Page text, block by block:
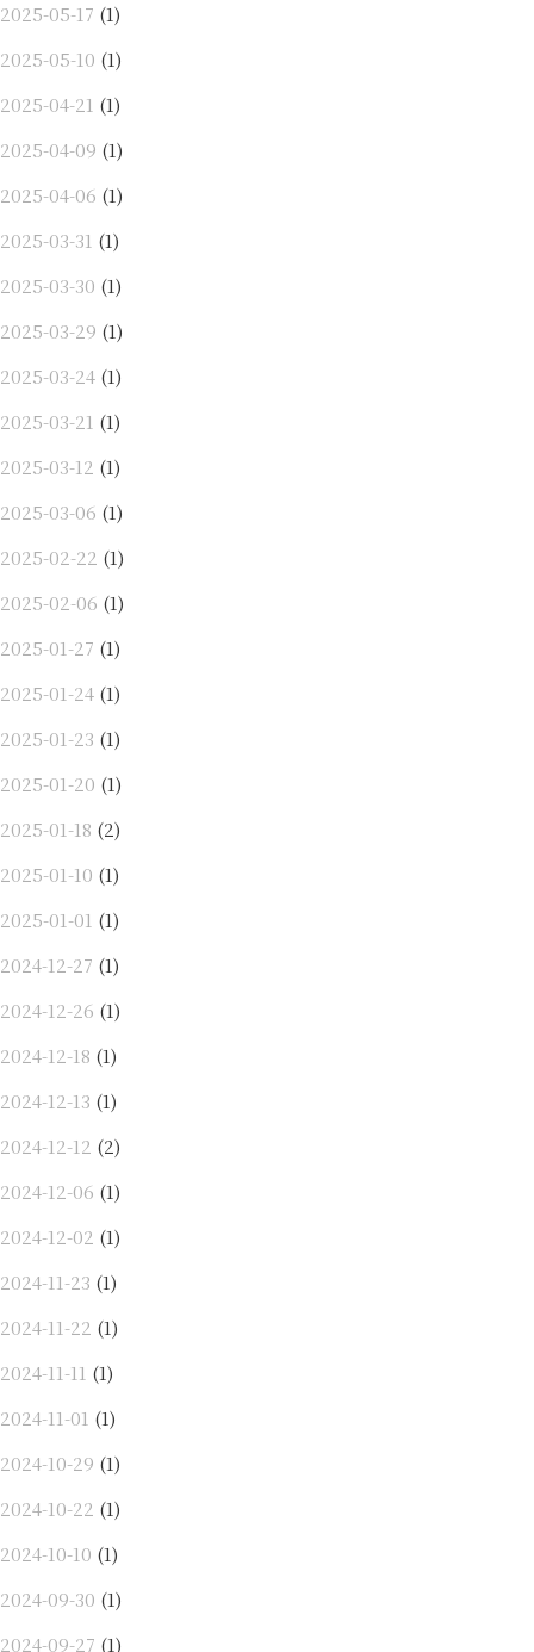
2025-05-17 (1)
2025-05-10 (1)
2025-04-21 (1)
2025-04-09 (1)
2025-04-06 (1)
2025-03-31 (1)
2025-03-30 (1)
2025-03-29 (1)
2025-03-24 (1)
2025-03-21 (1)
2025-03-12 (1)
2025-03-06 (1)
2025-02-22 (1)
2025-02-06 (1)
2025-01-27 (1)
2025-01-24 (1)
2025-01-23 (1)
2025-01-20 (1)
2025-01-18 (2)
2025-01-10 (1)
2025-01-01 (1)
2024-12-27 (1)
2024-12-26 (1)
2024-12-18 (1)
2024-12-13 (1)
2024-12-12 (2)
2024-12-06 (1)
2024-12-02 (1)
2024-11-23 (1)
2024-11-22 (1)
2024-11-11 (1)
2024-11-01 (1)
2024-10-29 (1)
2024-10-22 (1)
2024-10-10 (1)
2024-09-30 (1)
2024-09-27 (1)